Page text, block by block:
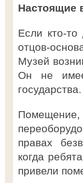
Настоящие
Если кто-
отцов-
Музей
Он не
государства.
правах
когда
привели